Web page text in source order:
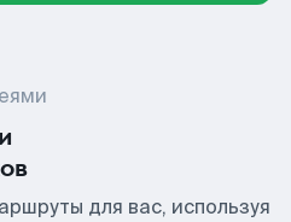
для вас, используя